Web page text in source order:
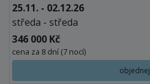
25.11. - 02.12.26
středa - středa
346 000 Kč
cena za 8 dní (7 nocí)
objednej